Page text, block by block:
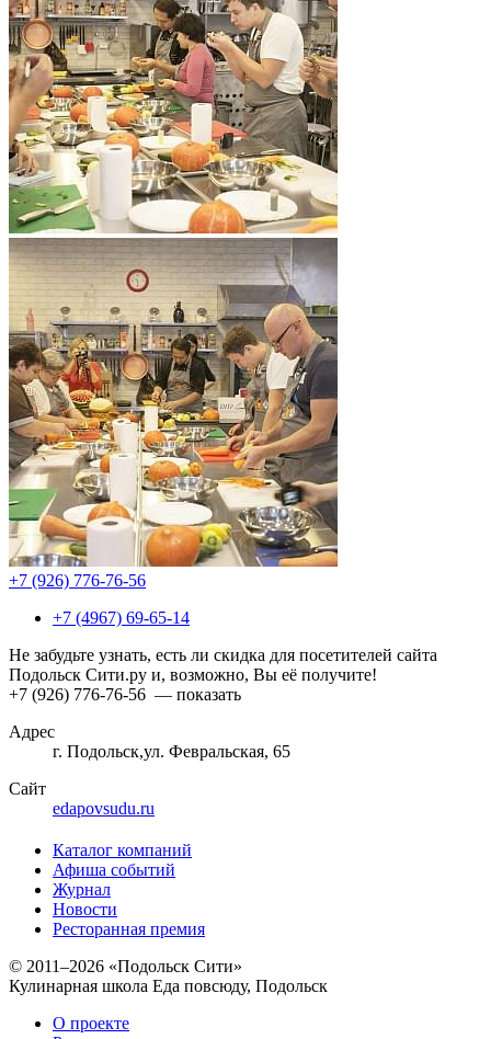
+7 (926) 776-76-56
+7 (4967) 69-65-14
Не забудьте узнать, есть ли скидка для посетителей сайта
Подольск Сити.ру и, возможно, Вы её получите!
+7 (926) 776-76-56 — показать
Адрес
г. Подольск,ул. Февральская, 65
Сайт
edapovsudu.ru
Каталог компаний
Афиша событий
Журнал
Новости
Ресторанная премия
© 2011–2026 «Подольск Сити»
Кулинарная школа Еда повсюду, Подольск
О проекте